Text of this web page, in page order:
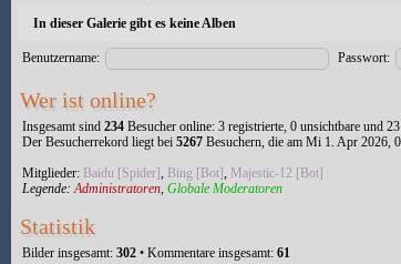
In dieser Galerie gibt es keine Alben
Benutzername: Passwort:
Wer ist online?
Insgesamt sind 234 Besucher online: 3 registrierte, 0 unsichtbare und
Der Besucherrekord liegt bei 5267 Besuchern, die am Mi 1. Apr 2026,
Mitglieder: Baidu [Spider], Bing [Bot], Majestic-12 [Bot]
Legende:Administratoren, Globale Moderatoren
Statistik
Bilder insgesamt: 302 • Kommentare insgesamt: 61